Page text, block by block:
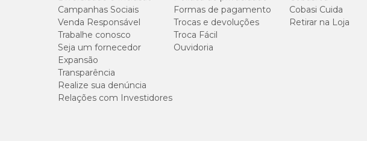
Campanhas Sociais
Venda Responsável
Trabalhe conosco
Seja um fornecedor
Expansão
Transparência
Realize sua denúncia
Relações com Investidores
Formas de pagamento
Trocas e devoluções
Troca Fácil
Ouvidoria
Cobasi Cuida
Retirar na Loja